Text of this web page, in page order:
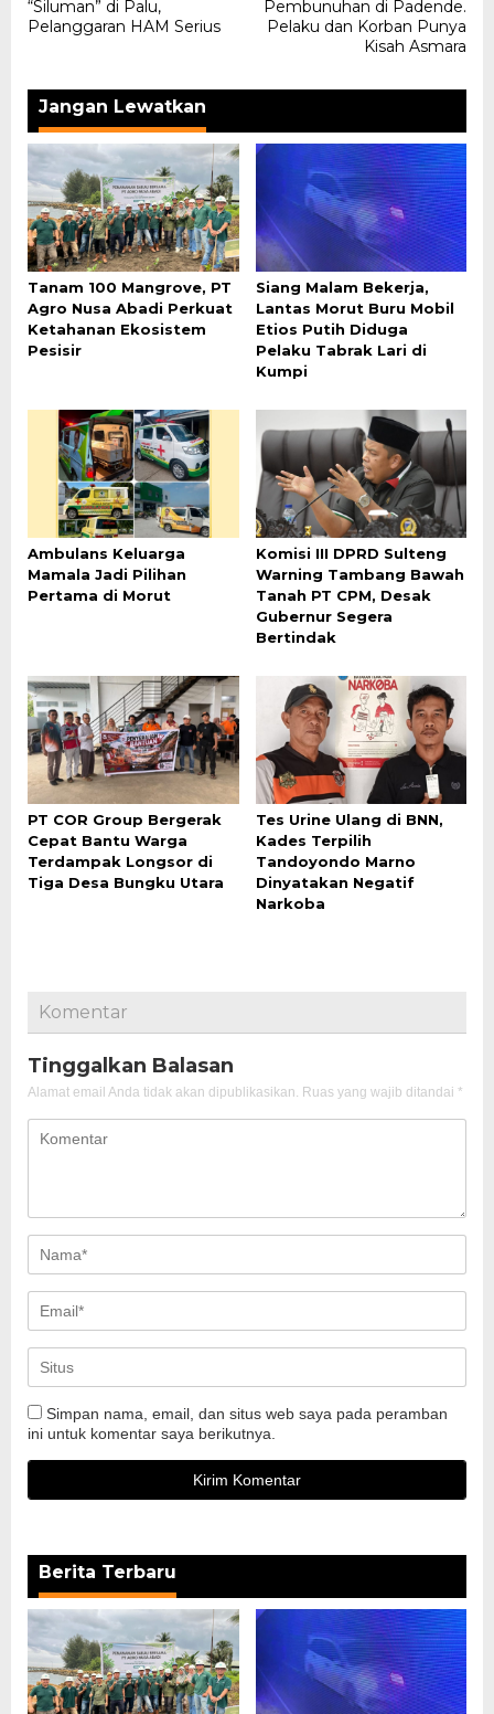
“Siluman” di Palu,
Pelanggaran HAM Serius
Pembunuhan di Padende.
Pelaku dan Korban Punya
Kisah Asmara
Jangan Lewatkan
Tanam 100 Mangrove, PT
Agro Nusa Abadi Perkuat
Ketahanan Ekosistem
Pesisir
Siang Malam Bekerja,
Lantas Morut Buru Mobil
Etios Putih Diduga
Pelaku Tabrak Lari di
Kumpi
Ambulans Keluarga
Mamala Jadi Pilihan
Pertama di Morut
Komisi III DPRD Sulteng
Warning Tambang Bawah
Tanah PT CPM, Desak
Gubernur Segera
Bertindak
PT COR Group Bergerak
Cepat Bantu Warga
Terdampak Longsor di
Tiga Desa Bungku Utara
Tes Urine Ulang di BNN,
Kades Terpilih
Tandoyondo Marno
Dinyatakan Negatif
Narkoba
Komentar
Tinggalkan Balasan
Alamat email Anda tidak akan dipublikasikan. Ruas yang wajib ditandai *
Simpan nama, email, dan situs web saya pada peramban
ini untuk komentar saya berikutnya.
Berita Terbaru